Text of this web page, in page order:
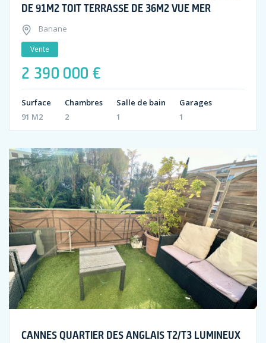
DE 91M2 TOIT TERRASSE DE 36M2 VUE MER
Banane
Vente
2 390 000 €
Surface
91 M2
Chambres
2
Salle de bain
1
Garages
1
CANNES QUARTIER DES ANGLAIS T2/T3 LUMINEUX